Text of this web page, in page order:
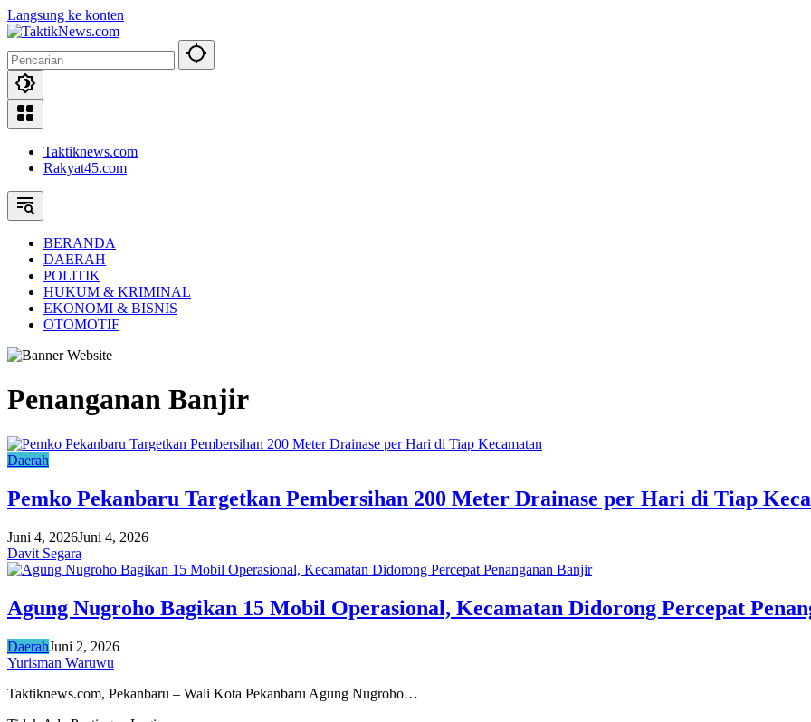
Langsung ke konten
Taktiknews.com
Rakyat45.com
BERANDA
DAERAH
POLITIK
HUKUM & KRIMINAL
EKONOMI & BISNIS
OTOMOTIF
Penanganan Banjir
Daerah
Pemko Pekanbaru Targetkan Pembersihan 200 Meter Drainase per Hari di Tiap
Juni 4, 2026Juni 4, 2026
Davit Segara
Agung Nugroho Bagikan 15 Mobil Operasional, Kecamatan Didorong Percepat
DaerahJuni 2, 2026
Yurisman Waruwu
Taktiknews.com, Pekanbaru – Wali Kota Pekanbaru Agung Nugroho…